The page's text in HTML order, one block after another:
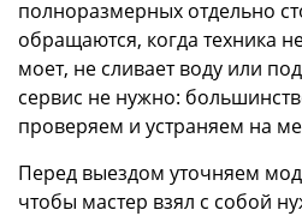
полноразмерных отдельно
обращаются, когда техника
моет, не сливает воду или
сервис не нужно:
проверяем и устраняем на
Перед выездом уточняем
чтобы мастер взял с собой